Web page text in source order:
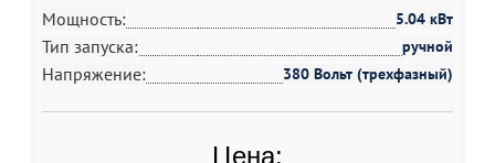
Мощность:
5.04 кВт
Тип запуска: ручной
Напряжение: 380 Вольт (трехфазный)
Цена: